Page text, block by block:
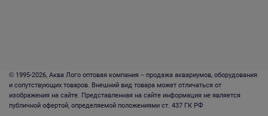
© 1995-2026, Аква Лого оптовая компания – продажа аквариумов, оборудования
и сопутствующих товаров. Внешний вид товара может отличаться от
изображения на сайте. Представленная на сайте информация не является
публичной офертой, определяемой положениями ст. 437 ГК РФ